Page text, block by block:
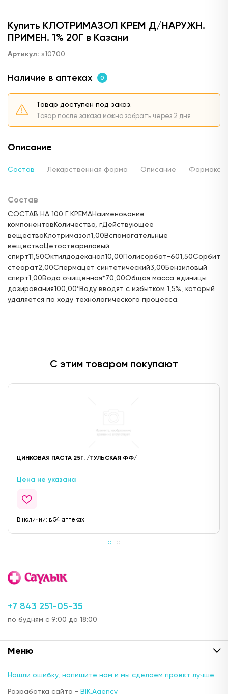
Купить КЛОТРИМАЗОЛ КРЕМ Д/НАРУЖН.
ПРИМЕН. 1% 20Г в Казани
Артикул: s10700
Наличие в аптеках 0
Товар доступен под заказ.
Товар после заказа можно забрать через 2 дня
Описание
Состав Лекарственная форма Описание
Состав
СОСТАВ НА 100 Г КРЕМАНаименование
компонентовКоличество, гДействующее
веществоКлотримазол1,00Вспомогательные
веществаЦетостеариловый
спирт11,50Октилдодеканол10,00Полисорбат-
стеарат2,00Спермацет синтетический3,00Бензиловый
спирт1,00Вода очищенная*70,00Общая масса единицы
дозирования100,00*Воду вводят с избытком 1,5%, который
удаляется по ходу технологического процесса.
С этим товаром покупают
ЦИНКОВАЯ ПАСТА 25Г. /ТУЛЬСКАЯ ФФ/
Цена не указана
В наличии: в 54 аптеках
+7 843 251-05-35
по будням с 9:00 до 18:00
Меню
Нашли ошибку, напишите нам и мы сделаем проект лучше
Разработка сайта - BIK.Agency